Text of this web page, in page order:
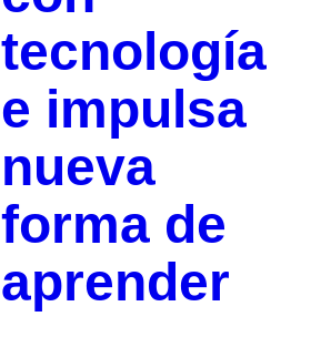
tecnología
e impulsa
nueva
forma de
aprender